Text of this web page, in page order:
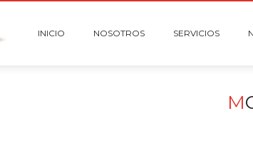
INICIO NOSOTROS SERVICIOS
M